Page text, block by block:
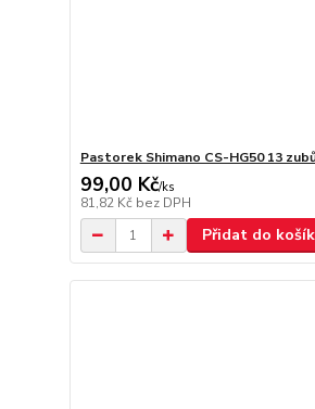
Pastorek Shimano CS-HG50 13
99,00 Kč/ks
81,82 Kč bez DPH
Přidat do